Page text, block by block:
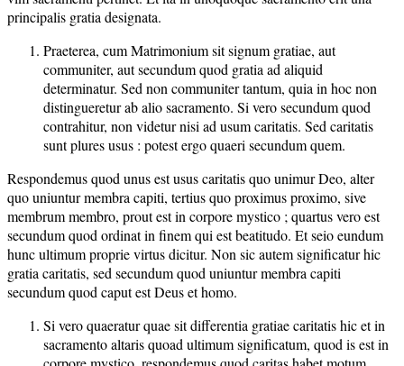
principalis gratia designata.
Praeterea, cum Matrimonium sit signum gratiae, aut
communiter, aut secundum quod gratia ad aliquid
determinatur. Sed non communiter tantum, quia in hoc non
distingueretur ab alio sacramento. Si vero secundum quod
contrahitur, non videtur nisi ad usum caritatis. Sed caritatis
sunt plures usus : potest ergo quaeri secundum quem.
Respondemus quod unus est usus caritatis quo unimur Deo, alter
quo uniuntur membra capiti, tertius quo proximus proximo, sive
membrum membro, prout est in corpore mystico ; quartus vero est
secundum quod ordinat in finem qui est beatitudo. Et seio eundum
hunc ultimum proprie virtus dicitur. Non sic autem significatur hic
gratia caritatis, sed secundum quod uniuntur membra capiti
secundum quod caput est Deus et homo.
Si vero quaeratur quae sit differentia gratiae caritatis hic et in
sacramento altaris quoad ultimum significatum, quod is est in